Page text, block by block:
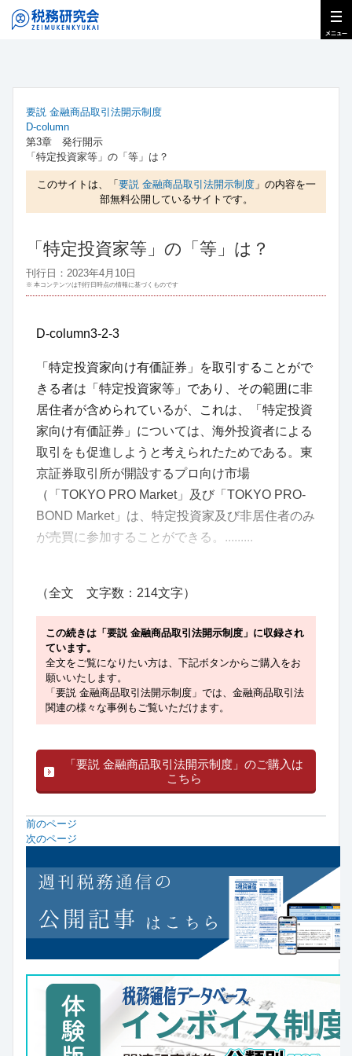
要説 金融商品取引法開示制度
D-column
第3章 発行開示
「特定投資家等」の「等」は？
このサイトは、「 要説 金融商品取引法開示制度」の内容を一
部無料公開しているサイトです。
「特定投資家等」の「等」は？
刊行日：2023年4月10日
※ 本コンテンツは刊行日時点の情報に基づくものです
D-column3-2-3
「特定投資家向け有価証券」を取引することがで
きる者は「特定投資家等」であり、その範囲に非
居住者が含められているが、これは、「特定投資
家向け有価証券」については、海外投資者による
取引をも促進しようと考えられたためである。東
京証券取引所が開設するプロ向け市場
（「TOKYO PRO Market」及び「TOKYO PRO-
BOND Market」は、特定投資家及び非居住者のみ
が売買に参加することができる。.........
（全文 文字数：214文字）
この続きは「要説 金融商品取引法開示制度」に収録され
ています。
全文をご覧になりたい方は、下記ボタンからご購入をお
願いいたします。
「要説 金融商品取引法開示制度」では、金融商品取引法
関連の様々な事例もご覧いただけます。
「要説 金融商品取引法開示制度」のご購入は
こちら
前のページ
次のページ